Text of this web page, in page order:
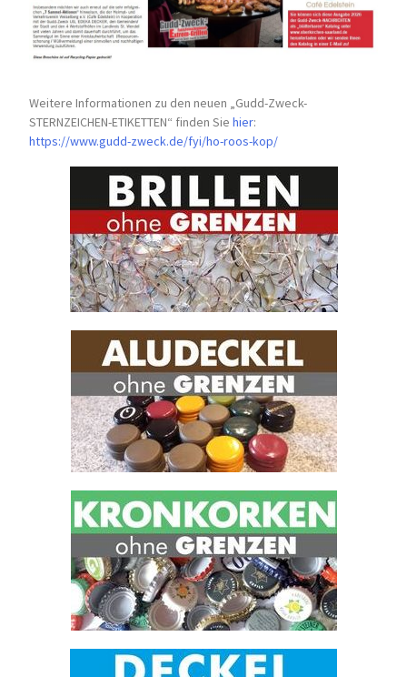
Weitere Informationen zu den neuen „Gudd-Zweck-
STERNZEICHEN-ETIKETTEN“ finden Siehier:
https://www.gudd-zweck.de/fyi/ho-roos-kop/